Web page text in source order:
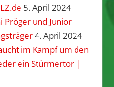
5. April 2024
Pröger und Junior
4. April 2024
im Kampf um den
ein Stürmertor |